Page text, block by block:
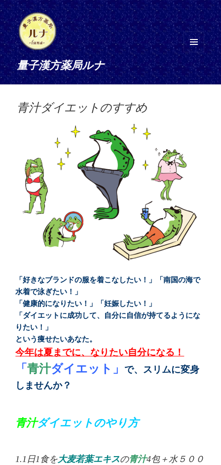
量子漢方薬局ルナ
メニ
ュー
とウ
青汁ダイエットのすすめ
「好きなブランドの服を着こなしたい！」「南国の海で
水着で泳ぎたい！」
「健康的になりたい！」「妊娠したい！」
「ダイエットに成功して、自分に自信が持てるようにな
りたい！」
という痩せたいあなた。
今年は夏までに、なりたい自分になる！
「青汁ダイエット」 で、スリムに変身
しませんか？
青汁ダイエットのやり方
1.1日1食を大麦若葉エキスの青汁4包＋水５００